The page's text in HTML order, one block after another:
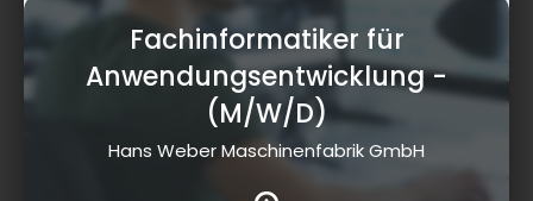
Fachinformatiker für
Anwendungsentwicklung-
(M/W/D)
Hans Weber Maschinenfabrik GmbH